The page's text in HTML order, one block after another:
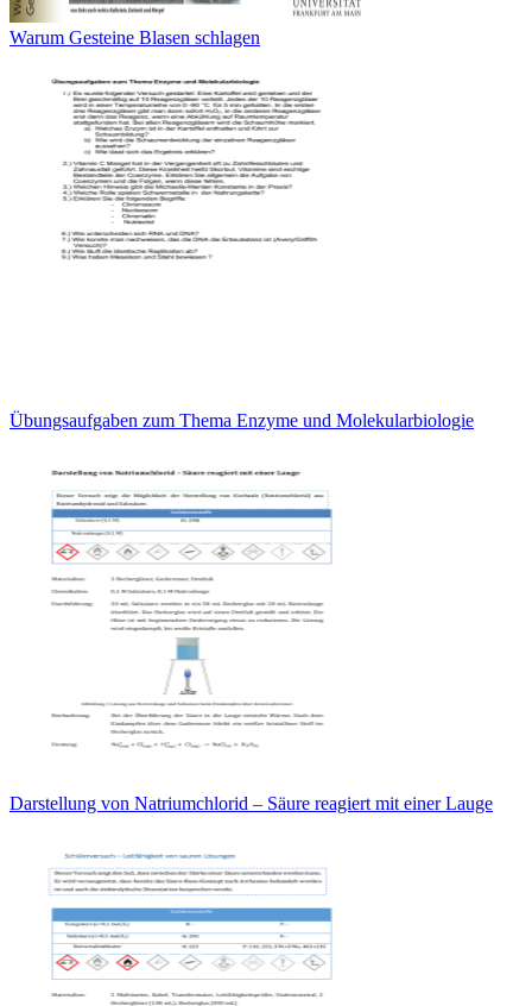
Warum Gesteine Blasen schlagen
Übungsaufgaben zum Thema Enzyme und Molekularbiologie
Darstellung von Natriumchlorid – Säure reagiert mit einer Lauge